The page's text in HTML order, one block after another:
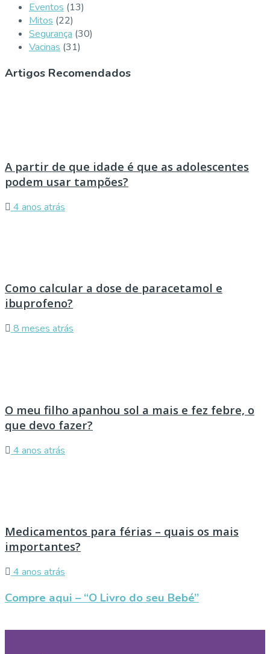
Eventos (13)
Mitos (22)
Segurança (30)
Vacinas (31)
Artigos Recomendados
A partir de que idade é que as adolescentes
podem usar tampões?
4 anos atrás
Como calcular a dose de paracetamol e
ibuprofeno?
8 meses atrás
O meu filho apanhou sol a mais e fez febre, o
que devo fazer?
4 anos atrás
Medicamentos para férias – quais os mais
importantes?
4 anos atrás
Compre aqui – “O Livro do seu Bebé”